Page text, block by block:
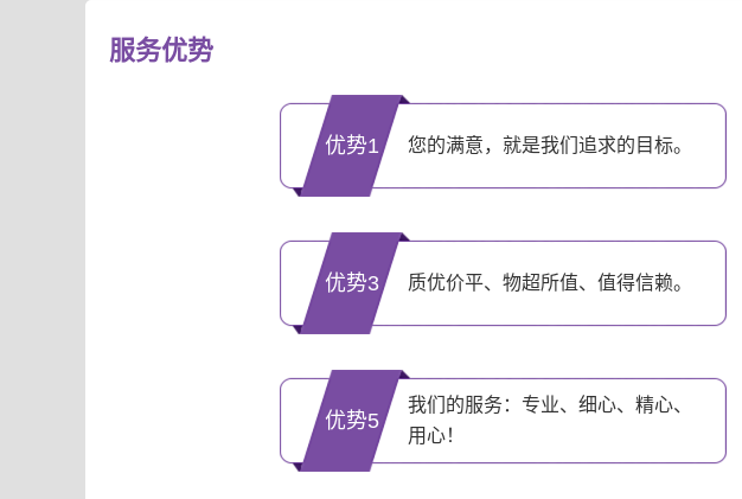
服务优势
优势1 您的满意，就是我们追求的目标。
优势3 质优价平、物超所值、值得信赖。
优势5
我们的服务：专业、细心、精心、
用心！